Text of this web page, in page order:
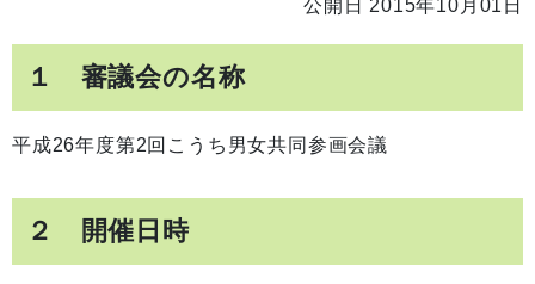
公開日 2015年10月01日
１ 審議会の名称
平成26年度第2回こうち男女共同参画会議
２ 開催日時